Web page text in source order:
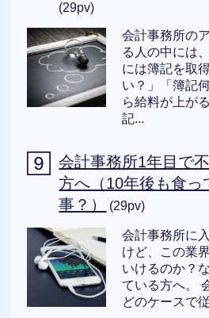
(29pv)
会計事務所の
る人の中には
には簿記を取
い？」「簿記
ら給料が上が
記...
会計事務所1年目で
方へ（10年後も食っ
事？）
(29pv)
会計事務所に
けど、この業
いけるのか？
ている方へ。
どのケースで